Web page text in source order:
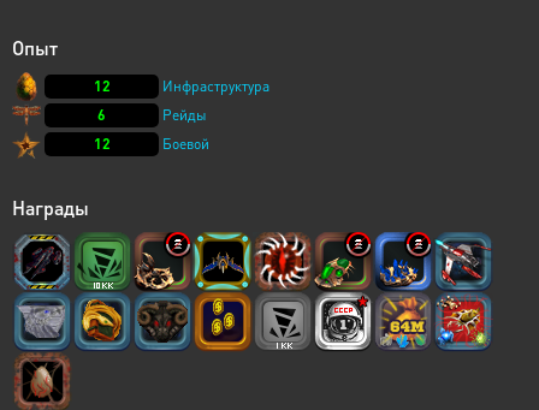
Опыт
12
Инфраструктура
6
Рейды
12
Боевой
Награды